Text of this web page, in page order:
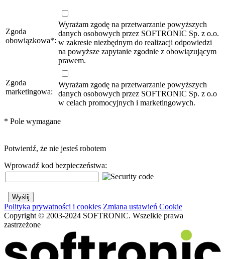
Zgoda
obowiązkowa*:
Wyrażam zgodę na przetwarzanie powyższych
danych osobowych przez SOFTRONIC Sp. z o.o.
w zakresie niezbędnym do realizacji odpowiedzi
na powyższe zapytanie zgodnie z obowiązującym
prawem.
Zgoda
marketingowa:
Wyrażam zgodę na przetwarzanie powyższych
danych osobowych przez SOFTRONIC Sp. z o.o
w celach promocyjnych i marketingowych.
* Pole wymagane
Potwierdź, że nie jesteś robotem
Wprowadź kod bezpieczeństwa:
Polityka prywatności i cookies Zmiana ustawień Cookie
Copyright © 2003-2024 SOFTRONIC. Wszelkie prawa
zastrzeżone